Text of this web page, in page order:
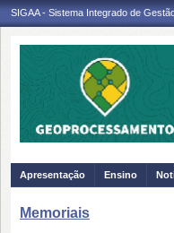
SIGAA - Sistema Integrado de
Apresentação Ensino
Memoriais